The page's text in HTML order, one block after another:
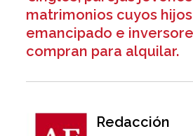
matrimonios cuyos
emancipado e
compran para alquilar.
Redacción